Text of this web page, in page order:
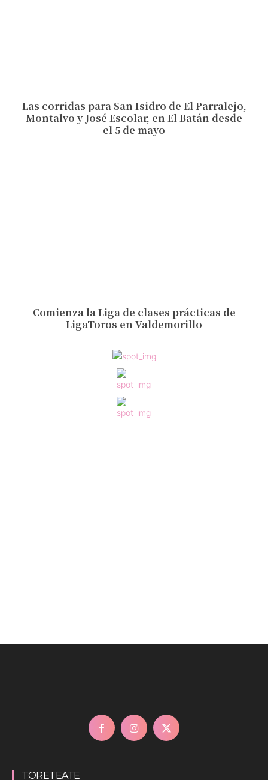
Las corridas para San Isidro de El Parralejo,
Montalvo y José Escolar, en El Batán desde
el 5 de mayo
Comienza la Liga de clases prácticas de
LigaToros en Valdemorillo
TORETEATE